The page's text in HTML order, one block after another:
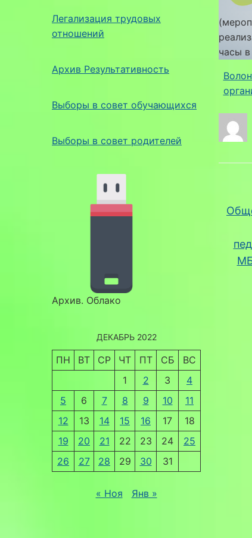
Легализация трудовых
отношений
Архив Результативность
Выборы в совет обучающихся
Выборы в совет родителей
Архив. Облако
ДЕКАБРЬ 2022
ПН ВТ СР ЧТ ПТ СБ
ВС
1
2 3
4
5
6 7 8 9 10
11
12
13 14 15 16 17
18
19
20 21 22 23 24
25
26
27 28 29 30 31
« Ноя Янв »
часы